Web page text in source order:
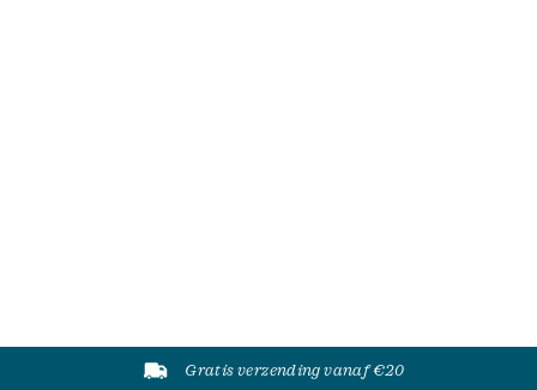
Gratis verzending vanaf €20